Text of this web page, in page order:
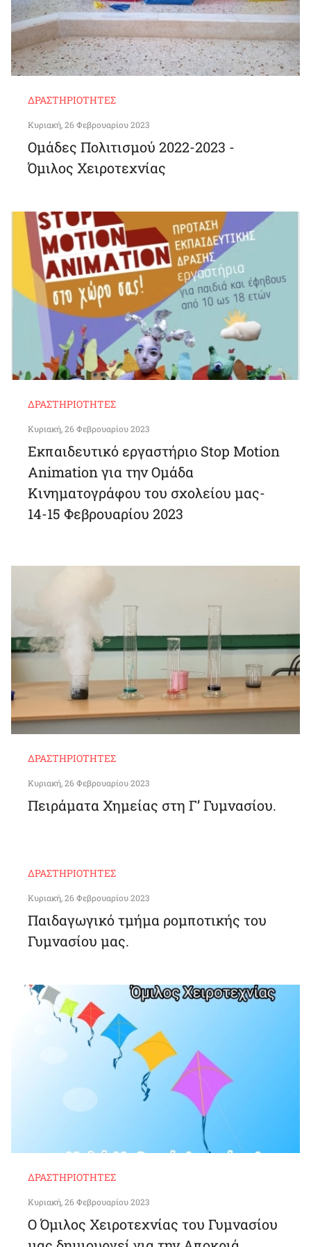
ΔΡΑΣΤΗΡΙΌΤΗΤΕΣ
Κυριακή, 26 Φεβρουαρίου 2023
Ομάδες Πολιτισμού 2022-2023 -
Όμιλος Χειροτεχνίας
ΔΡΑΣΤΗΡΙΌΤΗΤΕΣ
Κυριακή, 26 Φεβρουαρίου 2023
Εκπαιδευτικό εργαστήριο Stop Motion
Animation για την Ομάδα
Κινηματογράφου του σχολείου μας-
14-15 Φεβρουαρίου 2023
ΔΡΑΣΤΗΡΙΌΤΗΤΕΣ
Κυριακή, 26 Φεβρουαρίου 2023
Πειράματα Χημείας στη Γ’ Γυμνασίου.
ΔΡΑΣΤΗΡΙΌΤΗΤΕΣ
Κυριακή, 26 Φεβρουαρίου 2023
Παιδαγωγικό τμήμα ρομποτικής του
Γυμνασίου μας.
ΔΡΑΣΤΗΡΙΌΤΗΤΕΣ
Κυριακή, 26 Φεβρουαρίου 2023
O Όμιλος Χειροτεχνίας του Γυμνασίου